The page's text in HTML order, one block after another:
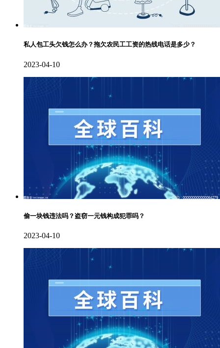
私人包工头欠钱怎么办？拖欠农民工工资的热线电话是多少？
2023-04-10
偷一块钱违法吗？盗窃一元钱构成犯罪吗？
2023-04-10